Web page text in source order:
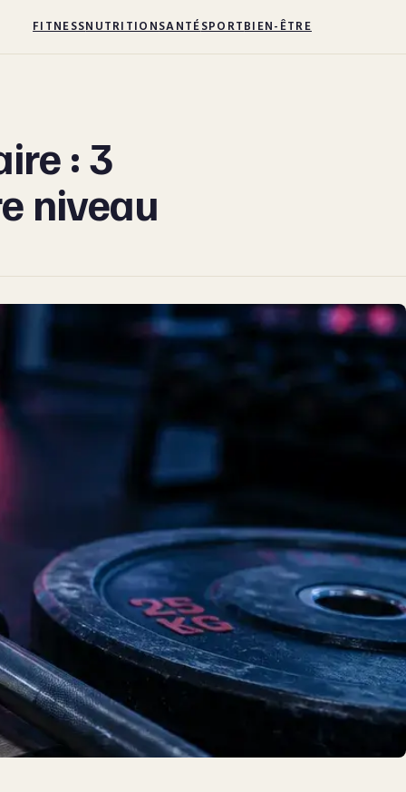
FITNESSNUTRITIONSANTÉSPORTBIEN-ÊTRE
: 3
niveau